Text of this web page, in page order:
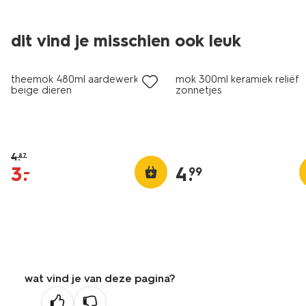
dit vind je misschien ook leuk
sale
theemok 480ml aardewerk
beige dieren
4.87
3.
–
mok 300ml keramiek reliëf
zonnetjes
4.
99
wat vind je van deze pagina?